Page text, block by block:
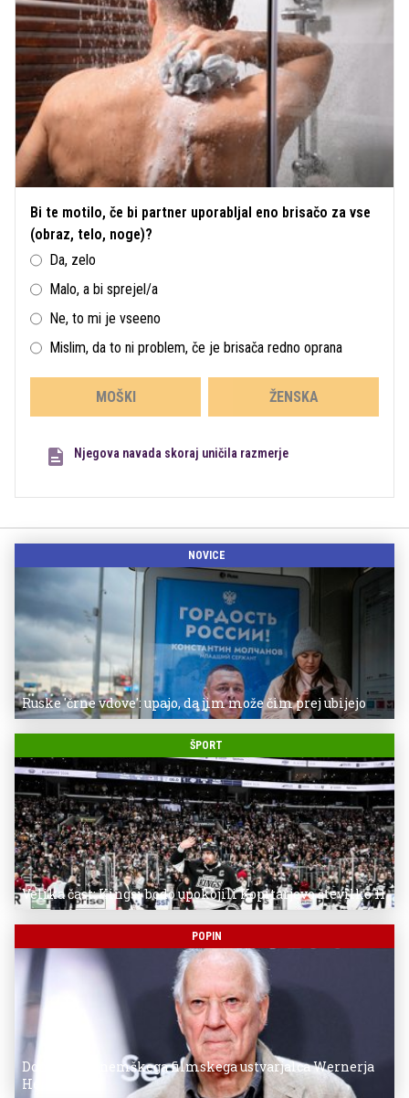
Bi te motilo, če bi partner uporabljal eno brisačo za vse
(obraz, telo, noge)?
Da, zelo
Malo, a bi sprejel/a
Ne, to mi je vseeno
Mislim, da to ni problem, če je brisača redno oprana
MOŠKI ŽENSKA
Njegova navada skoraj uničila razmerje
NOVICE
Ruske 'črne vdove': upajo, da jim može čim prej ubijejo
ŠPORT
Velika čast: Kingsi bodo upokojili Kopitarjevo številko 11
POPIN
Donostia za nemškega filmskega ustvarjalca Wernerja
Herzoga